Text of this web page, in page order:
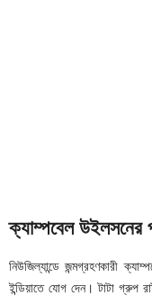
ক্যাম্পবেল উইলসনের
নিউজিল্যান্ডে জন্মগ্রহণকারী
ইন্ডিয়াতে যোগ দেন। টাটা গ্রুপ